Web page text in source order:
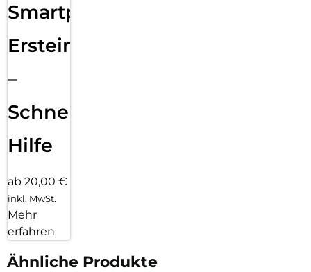
Smartphone
Ersteinrichtung
–
Schnelle
Hilfe
ab 20,00 €
inkl. MwSt.
Mehr
erfahren
Ähnliche Produkte